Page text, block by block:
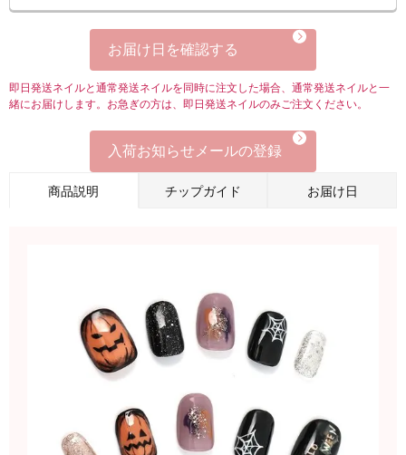
お届け日を確認する
即日発送ネイルと通常発送ネイルを同時に注文した場合、通常発送ネイルと一
緒にお届けします。お急ぎの方は、即日発送ネイルのみご注文ください。
入荷お知らせメールの登録
商品説明 チップガイド お届け日